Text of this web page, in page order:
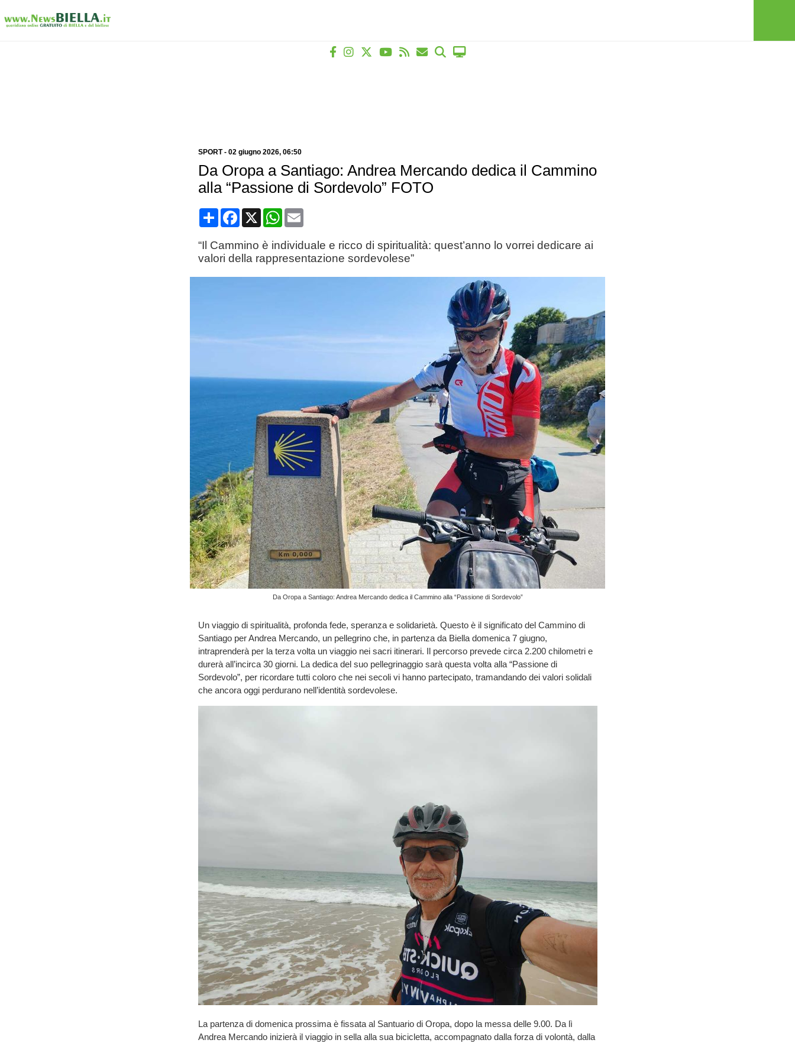
SPORT- 02 giugno 2026, 06:50
Da Oropa a Santiago: Andrea Mercando dedica il Cammino
alla “Passione di Sordevolo” FOTO
CondividiFacebook
X WhatsApp
Email
“Il Cammino è individuale e ricco di spiritualità: quest’anno lo vorrei dedicare ai
valori della rappresentazione sordevolese”
Da Oropa a Santiago: Andrea Mercando dedica il Cammino alla “Passione di Sordevolo”
Un viaggio di spiritualità, profonda fede, speranza e solidarietà. Questo è il significato del Cammino di
Santiago per Andrea Mercando, un pellegrino che, in partenza da Biella domenica 7 giugno,
intraprenderà per la terza volta un viaggio nei sacri itinerari. Il percorso prevede circa 2.200 chilometri e
durerà all’incirca 30 giorni. La dedica del suo pellegrinaggio sarà questa volta alla “Passione di
Sordevolo”, per ricordare tutti coloro che nei secoli vi hanno partecipato, tramandando dei valori solidali
che ancora oggi perdurano nell’identità sordevolese.
La partenza di domenica prossima è fissata al Santuario di Oropa, dopo la messa delle 9.00. Da lì
Andrea Mercando inizierà il viaggio in sella alla sua bicicletta, accompagnato dalla forza di volontà, dalla